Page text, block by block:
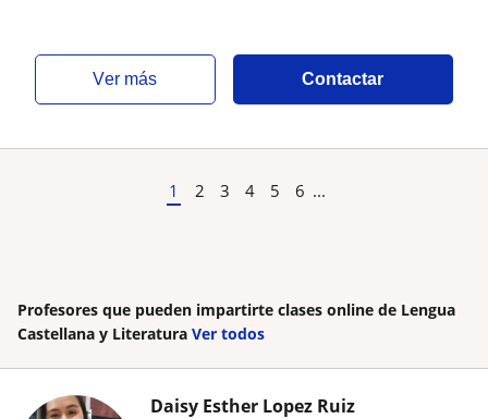
ver más Contactar
1 2 3 4 5 6 ...
Profesores que pueden impartirte clases online de Lengua
Castellana y Literatura Ver todos
Daisy Esther Lopez Ruiz